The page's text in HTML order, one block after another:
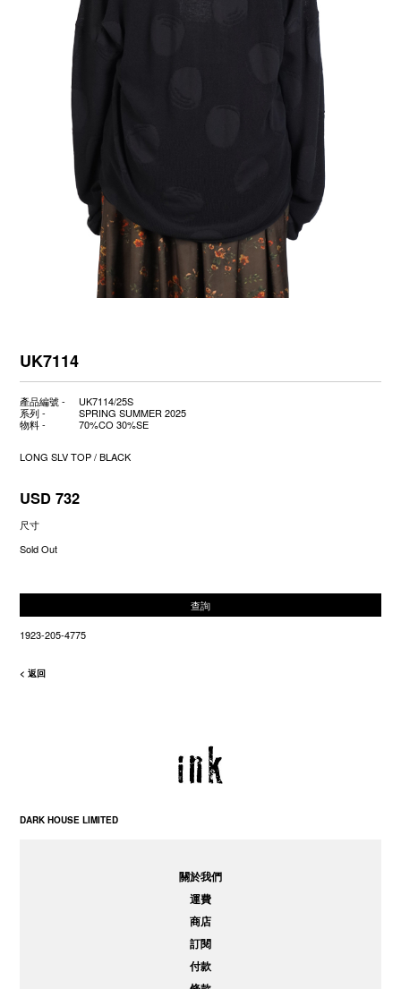
UK7114
產品編號 -
UK7114/25S
系列 -
SPRING SUMMER 2025
物料 -
70%CO 30%SE
LONG SLV TOP / BLACK
USD 732
尺寸
Sold Out
查詢
1923-205-4775
< 返回
DARK HOUSE LIMITED
關於我們
運費
商店
訂閱
付款